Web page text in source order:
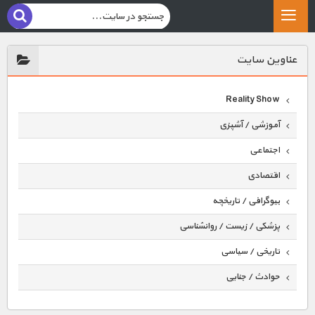
عناوين سايت
Reality Show
آموزشی / آشپزی
اجتماعی
اقتصادی
بیوگرافی / تاریخچه
پزشکی / زیست / روانشناسی
تاریخی / سیاسی
حوادث / جنایی